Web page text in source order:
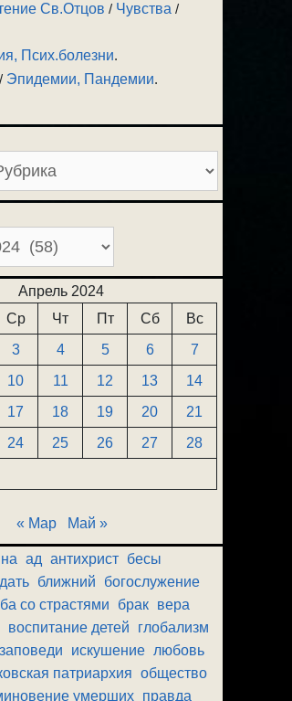
Св.Отцов / Чувства /
Псих.болезни.
/ Эпидемии, Пандемии.
Апрель 2024
Ср Чт Пт Сб
Вс
3 4 5 6
7
10 11 12 13
14
17 18 19 20
21
24 25 26 27
28
« Мар Май »
ад антихрист бесы
ближний
богослужение
со страстями брак вера
воспитание детей
глобализм
заповеди искушение любовь
патриархия
общество
умерших правда